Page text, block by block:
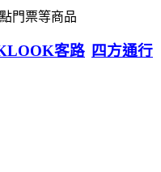
門票等商品
客路 四方通行